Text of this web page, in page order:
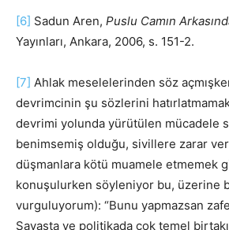
[6] Sadun Aren, Puslu Camın
Yayınları, Ankara, 2006, s. 151-2.
[7] Ahlak meselelerinden söz
devrimcinin şu sözlerini
devrimi yolunda yürütülen mücadele
benimsemiş olduğu, sivillere zarar
düşmanlara kötü muamele etmemek
konuşulurken söyleniyor bu, üzerine
vurguluyorum): “Bunu yapmazsan
Savaşta ve politikada çok temel